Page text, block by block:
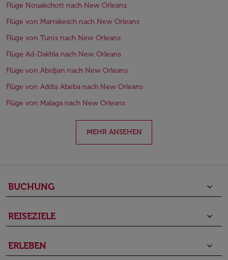
Flüge Nouakchott nach New Orleans
Flüge von Marrakesch nach New Orleans
Flüge von Tunis nach New Orleans
Flüge Ad-Dakhla nach New Orleans
Flüge von Abidjan nach New Orleans
Flüge von Addis Abeba nach New Orleans
Flüge von Malaga nach New Orleans
MEHR ANSEHEN
BUCHUNG keyboard_arrow_down
REISEZIELE keyboard_arrow_down
ERLEBEN keyboard_arrow_down